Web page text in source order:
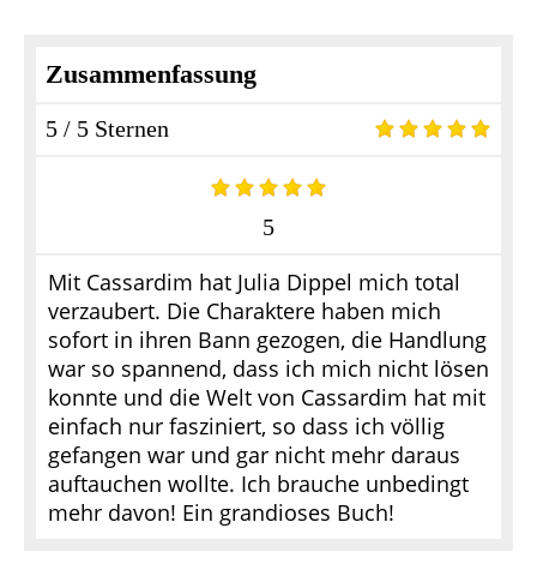
Zusammenfassung
5 / 5 Sternen
5
Mit Cassardim hat Julia Dippel mich total
verzaubert. Die Charaktere haben mich
sofort in ihren Bann gezogen, die Handlung
war so spannend, dass ich mich nicht lösen
konnte und die Welt von Cassardim hat mit
einfach nur fasziniert, so dass ich völlig
gefangen war und gar nicht mehr daraus
auftauchen wollte. Ich brauche unbedingt
mehr davon! Ein grandioses Buch!